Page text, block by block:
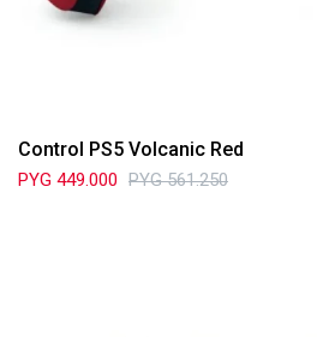
Control PS5 Volcanic Red
PYG 449.000 PYG 561.250